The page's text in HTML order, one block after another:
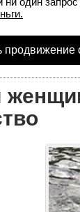
продвижение